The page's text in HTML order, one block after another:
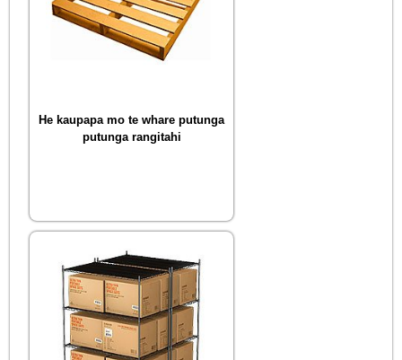
He kaupapa mo te whare putunga
putunga rangitahi